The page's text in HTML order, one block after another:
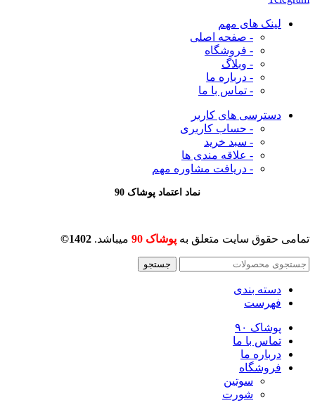
لینک های مهم
- صفحه اصلی
- فروشگاه
- وبلاگ
- درباره ما
- تماس با ما
دسترسی های کاربر
- حساب کاربری
- سبد خرید
- علاقه مندی ها
- دریافت مشاوره مهم
نماد اعتماد پوشاک 90
تمامی حقوق سایت متعلق به پوشاک 90 میباشد. 1402©
جستجو
دسته بندی
فهرست
پوشاک ۹۰
تماس با ما
درباره ما
فروشگاه
سوتین
شورت